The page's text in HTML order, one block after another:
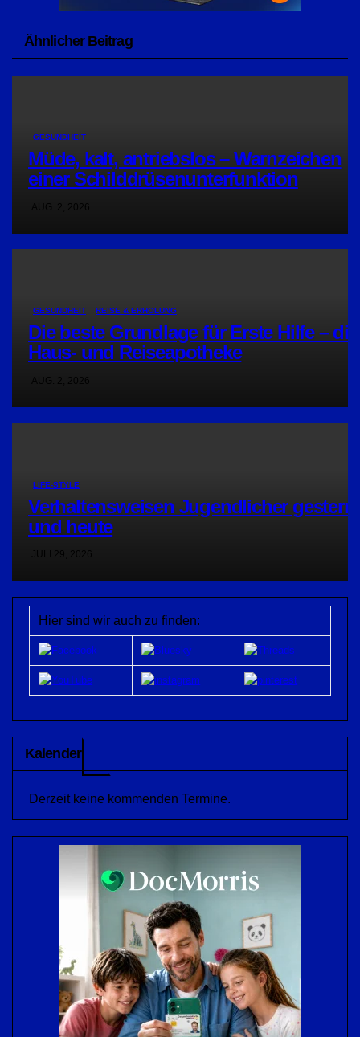
Ähnlicher Beitrag
GESUNDHEIT
Müde, kalt, antriebslos – Warnzeichen
einer Schilddrüsenunterfunktion
GESUNDHEIT REISE & ERHOLUNG
Die beste Grundlage für Erste Hilfe – die
Haus- und Reiseapotheke
LIFE-STYLE
Verhaltensweisen Jugendlicher gestern
und heute
Hier sind wir auch zu finden:
Kalender
Derzeit keine kommenden Termine.